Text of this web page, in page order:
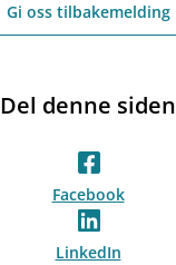
Gi oss tilbakemelding
Del denne siden
Facebook
LinkedIn